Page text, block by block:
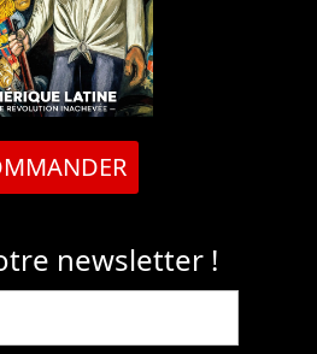
newsletter !